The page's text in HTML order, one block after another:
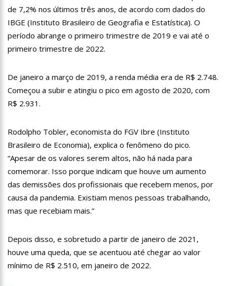
13:07
Greve de ônibus é suspensa a pedido do prefeito de
Manaus
12:55
PIB do Japão registra crescimento pela primeira vez em 3
trimestres
12:49 Anitta diz que ficou dez meses sem sexo e revela como se
12:37 Agenor Tupinambá fala sobre namoro com Lucas: “Não
houve traição”
12:23
Influenciadora e ex são encontrados mortos em carro no
casamento viraliza: “Filho da put*! Nojento!”
14:52 Procon-AM orienta população que Lei do Troco é válida e
deve ser respeitada
11:59
Empresário ‘Passarão’, dono do porto Chibatão, morre em
São Paulo
11:52 Petrobras anuncia nova política de preços de combustíveis
11:36 Acusado de divulgar fotos de corpo de Marília Mendonça e
mal’
11:22 UEA e Sejusc lançam cursos de capacitação para
atendimento a Pessoas com Deficiência
de 7,2% nos últimos três anos, de acordo com dados do
IBGE (Instituto Brasileiro de Geografia e Estatística). O
período abrange o primeiro trimestre de 2019 e vai até o
primeiro trimestre de 2022.
De janeiro a março de 2019, a renda média era de R$ 2.748.
Começou a subir e atingiu o pico em agosto de 2020, com
R$ 2.931.
Rodolpho Tobler, economista do FGV Ibre (Instituto
Brasileiro de Economia), explica o fenômeno do pico.
“Apesar de os valores serem altos, não há nada para
comemorar. Isso porque indicam que houve um aumento
das demissões dos profissionais que recebem menos, por
causa da pandemia. Existiam menos pessoas trabalhando,
mas que recebiam mais.”
Depois disso, e sobretudo a partir de janeiro de 2021,
houve uma queda, que se acentuou até chegar ao valor
mínimo de R$ 2.510, em janeiro de 2022.